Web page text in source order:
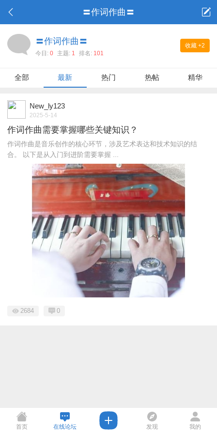
〓作词作曲〓
收藏 +2
〓作词作曲〓
今日: 0 主题: 1 排名: 101
全部 最新 热门 热帖 精华
New_ly123
2025-5-14
作词作曲需要掌握哪些关键知识？
作词作曲是音乐创作的核心环节，涉及艺术表达和技术知识的结
合。 以下是从入门到进阶需要掌握 ...
2684 0
首页 在线论坛 发现 我的